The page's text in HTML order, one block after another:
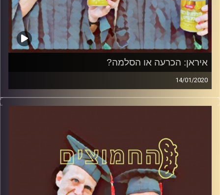
איראן: הכרעה או הסלמה?
14/01/2020
החמוצים – בפעם השלישית.
והפעם: איראן: הכרעה או הסלמה
קרדיט תמונות:AudioVersity